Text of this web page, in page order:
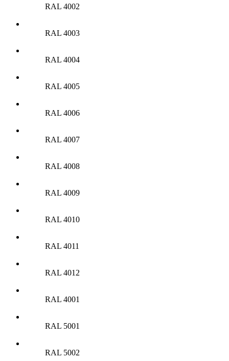
RAL 4002
RAL 4003
RAL 4004
RAL 4005
RAL 4006
RAL 4007
RAL 4008
RAL 4009
RAL 4010
RAL 4011
RAL 4012
RAL 4001
RAL 5001
RAL 5002